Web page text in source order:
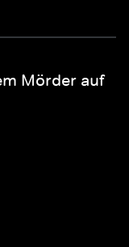
Mörder auf